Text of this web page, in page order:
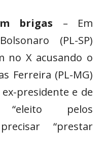
brigas – Em
(PL-SP)
no X acusando o
Ferreira (PL-MG)
presidente e de
pelos
“prestar